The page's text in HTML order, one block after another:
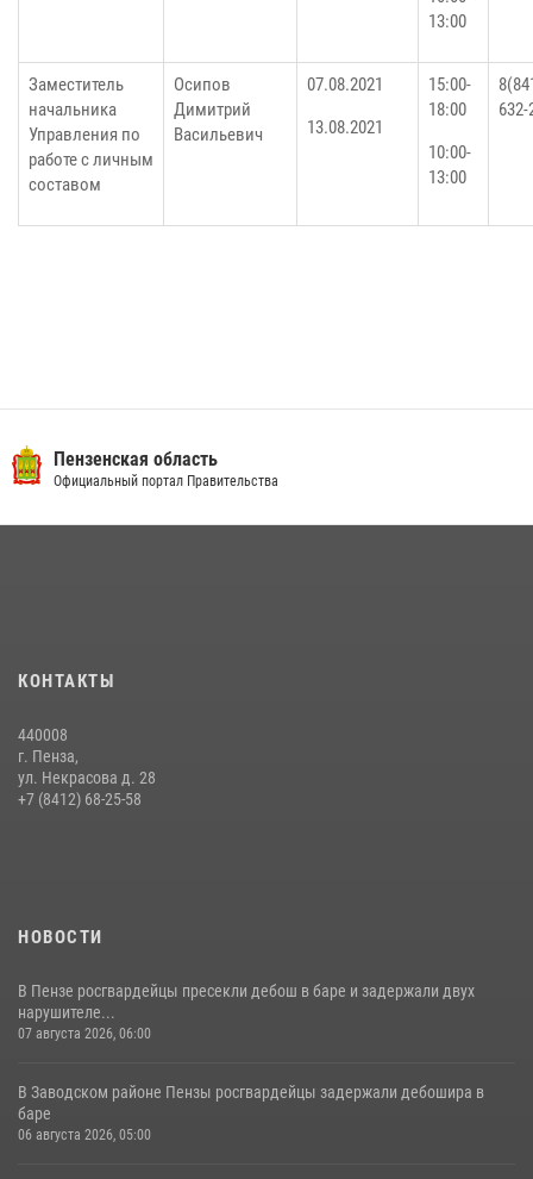
13:00
Заместитель
начальника
Управления по
работе с личным
составом
Осипов
Димитрий
Васильевич
07.08.2021
13.08.2021
15:00-
18:00
10:00-
13:00
632-
Пензенская область
Официальный портал Правительства
КОНТАКТЫ
440008
г. Пенза,
ул. Некрасова д. 28
+7 (8412) 68-25-58
НОВОСТИ
В Пензе росгвардейцы пресекли дебош в баре и задержали двух
нарушителе...
07 августа 2026, 06:00
В Заводском районе Пензы росгвардейцы задержали дебошира в
баре
06 августа 2026, 05:00